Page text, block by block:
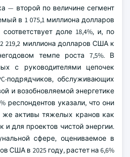
— второй по величине сегмент
в 1 075,1 миллиона долларов
доле 18,4%, и, по
219,2 миллиона долларов США к
темпе роста 7,5%. В
с руководителями цепочек
подрядчиков, обслуживающих
и возобновляемой энергетике
респондентов указали, что они
же активы тяжелых кранов как
и для проектов чистой энергии.
сфере, оцениваемое в
США в 2025 году, растет на 6,6%